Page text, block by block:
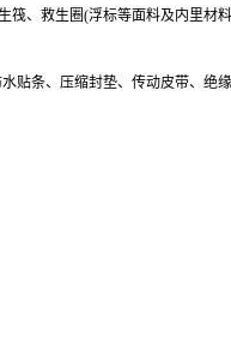
、救生圈(浮标等面料及内里材料
贴条、压缩封垫、传动皮带、绝